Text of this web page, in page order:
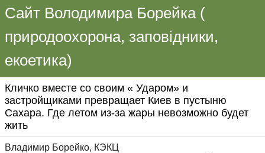
Сайт Володимира Борейка (
природоохорона, заповідники,
екоетика)
Кличко вместе со своим « Ударом» и
застройщиками превращает Киев в пустыню
Сахара. Где летом из-за жары невозможно будет
жить
Владимир Борейко, КЭКЦ